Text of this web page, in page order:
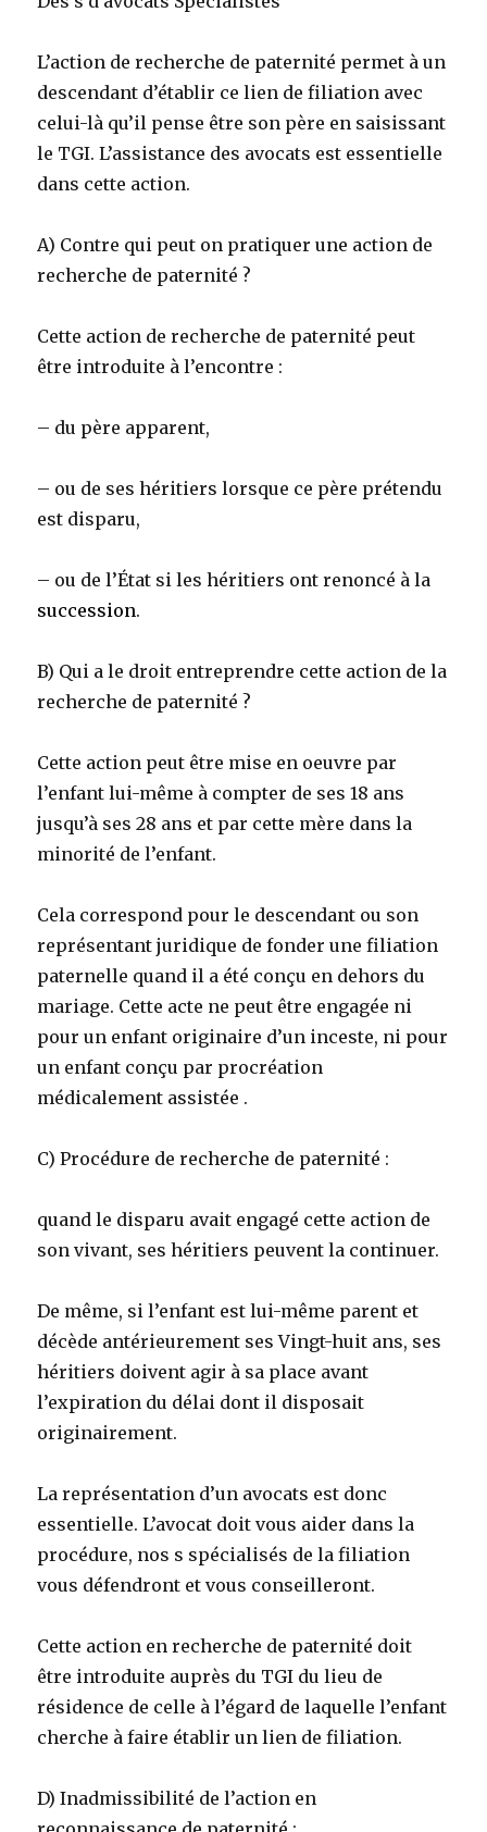
L’action de recherche de paternité permet à un
descendant d’établir ce lien de filiation avec
celui-là qu’il pense être son père en saisissant
le TGI. L’assistance des avocats est essentielle
dans cette action.
A) Contre qui peut on pratiquer une action de
recherche de paternité ?
Cette action de recherche de paternité peut
être introduite à l’encontre :
– du père apparent,
– ou de ses héritiers lorsque ce père prétendu
est disparu,
– ou de l’État si les héritiers ont renoncé à la
succession.
B) Qui a le droit entreprendre cette action de la
recherche de paternité ?
Cette action peut être mise en oeuvre par
l’enfant lui-même à compter de ses 18 ans
jusqu’à ses 28 ans et par cette mère dans la
minorité de l’enfant.
Cela correspond pour le descendant ou son
représentant juridique de fonder une filiation
paternelle quand il a été conçu en dehors du
mariage. Cette acte ne peut être engagée ni
pour un enfant originaire d’un inceste, ni pour
un enfant conçu par procréation
médicalement assistée .
C) Procédure de recherche de paternité :
quand le disparu avait engagé cette action de
son vivant, ses héritiers peuvent la continuer.
De même, si l’enfant est lui-même parent et
décède antérieurement ses Vingt-huit ans, ses
héritiers doivent agir à sa place avant
l’expiration du délai dont il disposait
originairement.
La représentation d’un avocats est donc
essentielle. L’avocat doit vous aider dans la
procédure, nos s spécialisés de la filiation
vous défendront et vous conseilleront.
Cette action en recherche de paternité doit
être introduite auprès du TGI du lieu de
résidence de celle à l’égard de laquelle l’enfant
cherche à faire établir un lien de filiation.
D) Inadmissibilité de l’action en